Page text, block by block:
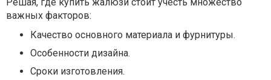
важных факторов:
Качество основного материала и фурнитуры.
Особенности дизайна.
Сроки изготовления.